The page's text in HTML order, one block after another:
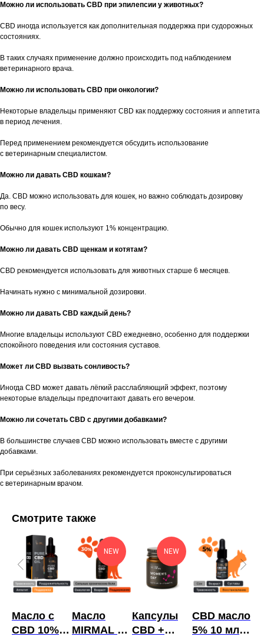
Можно ли использовать CBD при эпилепсии у животных?
CBD иногда используется как дополнительная поддержка при судорожных
состояниях.
В таких случаях применение должно происходить под наблюдением
ветеринарного врача.
Можно ли использовать CBD при онкологии?
Некоторые владельцы применяют CBD как поддержку состояния и аппетита
в период лечения.
Перед применением рекомендуется обсудить использование
с ветеринарным специалистом.
Можно ли давать CBD кошкам?
Да. CBD можно использовать для кошек, но важно соблюдать дозировку
по весу.
Обычно для кошек используют 1% концентрацию.
Можно ли давать CBD щенкам и котятам?
CBD рекомендуется использовать для животных старше 6 месяцев.
Начинать нужно с минимальной дозировки.
Можно ли давать CBD каждый день?
Многие владельцы используют CBD ежедневно, особенно для поддержки
спокойного поведения или состояния суставов.
Может ли CBD вызвать сонливость?
Иногда CBD может давать лёгкий расслабляющий эффект, поэтому
некоторые владельцы предпочитают давать его вечером.
Можно ли сочетать CBD с другими добавками?
В большинстве случаев CBD можно использовать вместе с другими
добавками.
При серьёзных заболеваниях рекомендуется проконсультироваться
с ветеринарным врачом.
Смотрите также
Масло с
CBD 10%
NEW
Масло
MIRMAL с
NEW
Капсулы
CBD +
CBD масло
5% 10 мл